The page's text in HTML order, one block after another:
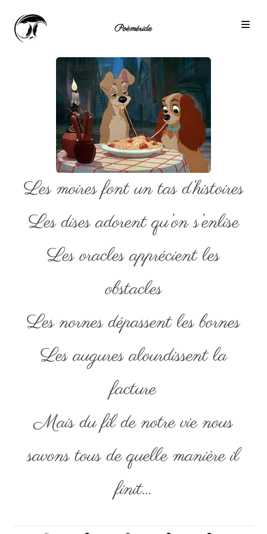
Poèméride
Les moires font un tas d’histoires
Les dises adorent qu’on s’enlise
Les oracles apprécient les
obstacles
Les nornes dépassent les bornes
Les augures alourdissent la
facture
Mais du fil de notre vie nous
savons tous de quelle manière il
finit…